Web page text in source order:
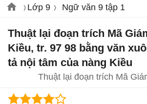
Lớp 9 Ngữ văn 9 tập 1
Thuật lại đoạn trích Mã
Kiều, tr. 97 98 bằng văn
tả nội tâm của nàng Kiều
Thuật lại đoạn trích Mã